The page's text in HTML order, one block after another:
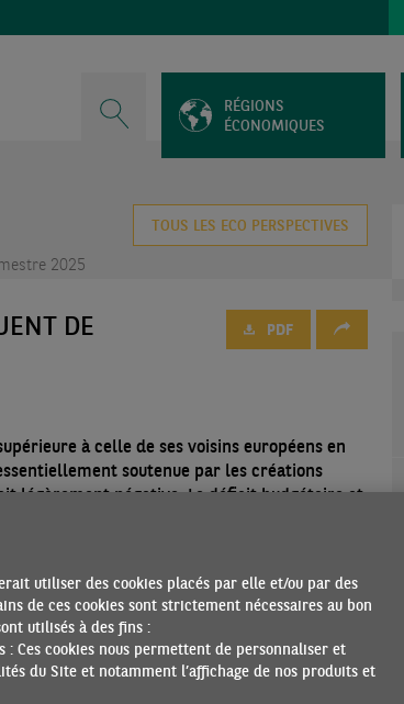
RÉGIONS
ÉCONOMIQUES
TOUS LES ECO PERSPECTIVES
2025
DE
PDF
à celle de ses voisins européens en
soutenue par les créations
légèrement négative. Le déficit budgétaire et
significative, qui devrait néanmoins
freiner la croissance potentielle à plus long
se raréfier.
de la croissance
utiliser des cookies placés par elle et/ou par des
de ces cookies sont strictement nécessaires au bon
utilisés à des fins :
Ces cookies nous permettent de personnaliser et
du Site et notamment l’affichage de nos produits et